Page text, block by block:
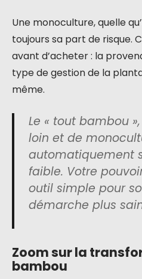
Une monoculture, quelle
toujours sa part de risque.
avant d’acheter : la
type de gestion de la
même.
Le « tout bambou
loin et de
automatiquement
faible. Votre
outil simple pour
démarche plus
Zoom sur la
bambou